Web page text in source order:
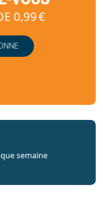
0,99 €
semaine